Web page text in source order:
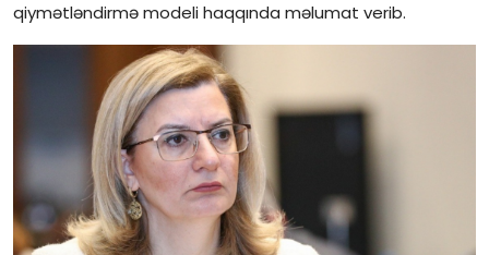
qiymətləndirmə modeli haqqında məlumat verib.